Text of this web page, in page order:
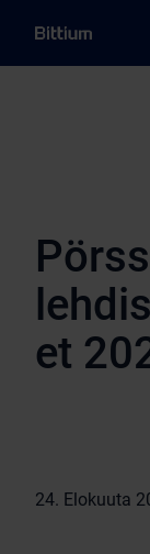
et
24. Elokuuta